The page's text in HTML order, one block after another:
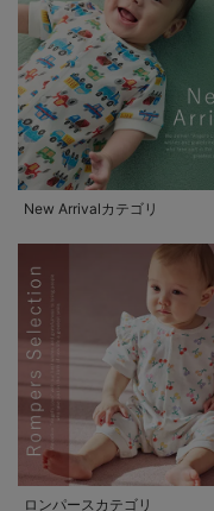
New Arrivalカテゴリ
ロンパースカテゴリ